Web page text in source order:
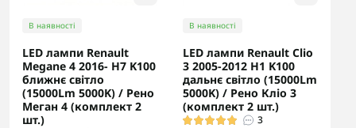
В наявності
LED лампи Renault
Megane 4 2016- H7 K100
ближнє світло
(15000Lm 5000K) / Рено
Меган 4 (комплект 2
шт.)
В наявності
LED лампи Renault Clio
3 2005-2012 H1 K100
дальнє світло (15000Lm
5000K) / Рено Кліо 3
(комплект 2 шт.)
3